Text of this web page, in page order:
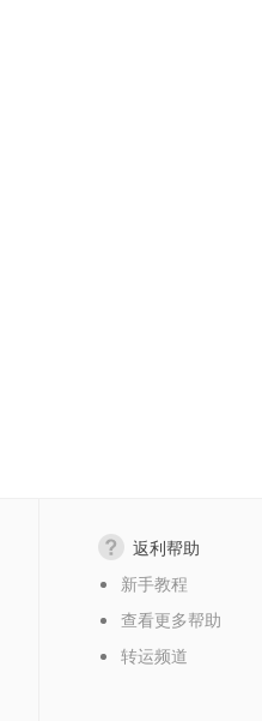
返利帮助
新手教程
查看更多帮助
转运频道